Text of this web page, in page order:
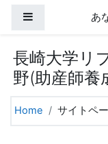
サイドパネルあ
長崎大学リ
野(助産師養
Home サイトペ